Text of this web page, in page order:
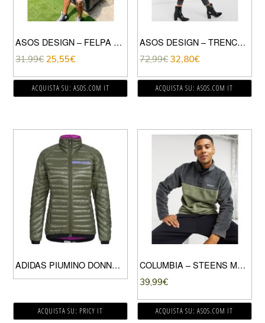
ASOS DESIGN – FELPA OVERSIZE CON CAPPUCCIO IN SOFFICE PILE BORG VERDE CHIARO
31,99€ 25,55€
ACQUISTA SU: ASOS.COM IT
ASOS DESIGN – TRENCH CON MANICHE CON RUCHES OLIVA-VERDE
72,99€ 32,80€
ACQUISTA SU: ASOS.COM IT
ADIDAS PIUMINO DONNA GREEN
ACQUISTA SU: PRICY IT
COLUMBIA – STEENS MOUNTAIN – FELPA CON BOTTONI VERDE
39,99€
ACQUISTA SU: ASOS.COM IT